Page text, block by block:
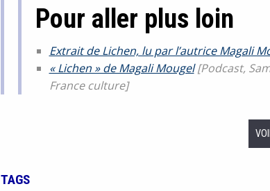
Pour aller plus loin
Extrait de Lichen, lu par l’autrice Magali
« Lichen » de Magali Mougel[Podcast,
France culture]
TAGS